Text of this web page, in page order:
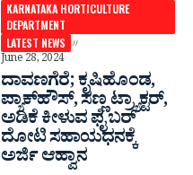
KARNATAKA HORTICULTURE
DEPARTMENT
LATEST NEWS
June 28, 2024
ದಾವಣಗೆರೆ; ಕೃಷಿಹೊಂಡ,
ಪ್ಯಾಕ್‍ಹೌಸ್, ಸಣ್ಣ ಟ್ರ್ಯಾಕ್ಟರ್,
ಅಡಿಕೆ ಕೀಳುವ ಫೈಬರ್
ದೋಟಿ ಸಹಾಯಧನಕ್ಕೆ
ಅರ್ಜಿ ಆಹ್ವಾನ